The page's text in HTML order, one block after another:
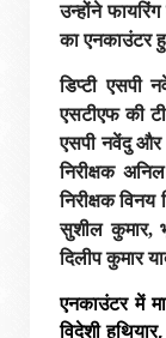
उन्होंने
का एनकाउंटर
डिप्टी एसपी
एसटीएफ की
एसपी नवेंदु और
निरीक्षक
निरीक्षक
सुशील कुमार,
दिलीप कुमार
एनकाउंटर में
विदेशी